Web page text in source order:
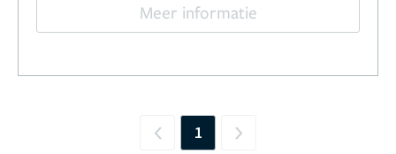
Meer informatie
Previous
1 Next